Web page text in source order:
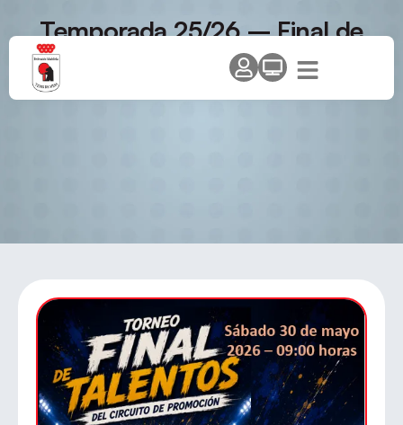
Temporada 25/26 – Final de
Talentos – Móstoles – Sorteo
y horarios